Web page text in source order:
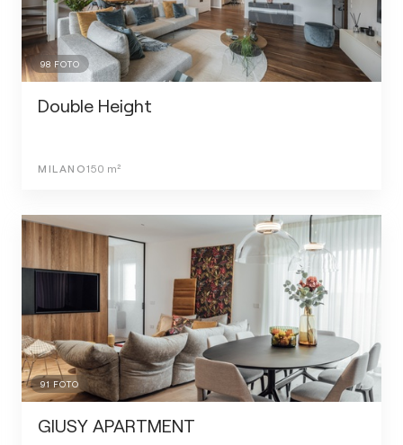
98 FOTO
Double Height
MILANO150 m²
91 FOTO
GIUSY APARTMENT